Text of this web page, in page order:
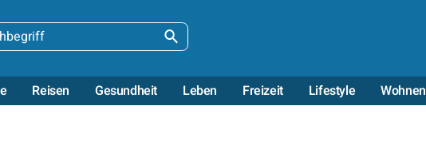
Reisen Gesundheit Leben Freizeit Lifestyle Wohnen